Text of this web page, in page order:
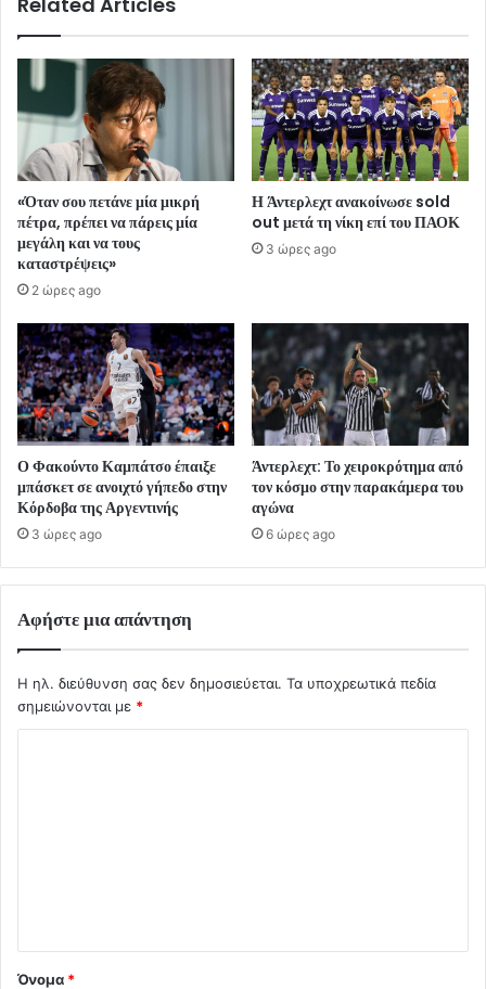
«Όταν σου πετάνε μία μικρή
πέτρα, πρέπει να πάρεις μία
μεγάλη και να τους
καταστρέψεις»
2 ώρες ago
Η Άντερλεχτ ανακοίνωσε sold
out μετά τη νίκη επί του ΠΑΟΚ
3 ώρες ago
Ο Φακούντο Καμπάτσο έπαιξε
μπάσκετ σε ανοιχτό γήπεδο στην
Κόρδοβα της Αργεντινής
3 ώρες ago
Άντερλεχτ: Το χειροκρότημα από
τον κόσμο στην παρακάμερα του
αγώνα
6 ώρες ago
Αφήστε μια απάντηση
Η ηλ. διεύθυνση σας δεν δημοσιεύεται. Τα υποχρεωτικά πεδία
σημειώνονται με *
Όνομα *